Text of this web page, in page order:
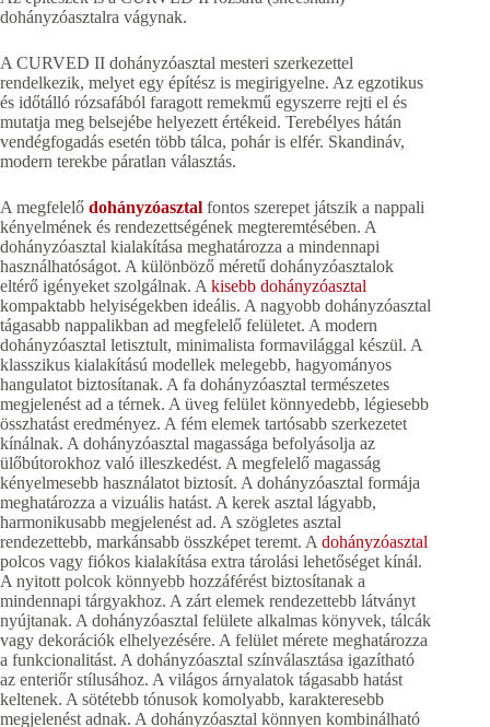
dohányzóasztalra vágynak.
A CURVED II dohányzóasztal mesteri szerkezettel
rendelkezik, melyet egy építész is megirigyelne. Az egzotikus
és időtálló rózsafából faragott remekmű egyszerre rejti el és
mutatja meg belsejébe helyezett értékeid. Terebélyes hátán
vendégfogadás esetén több tálca, pohár is elfér. Skandináv,
modern terekbe páratlan választás.
A megfelelő dohányzóasztal fontos szerepet játszik a nappali
kényelmének és rendezettségének megteremtésében. A
dohányzóasztal kialakítása meghatározza a mindennapi
használhatóságot. A különböző méretű dohányzóasztalok
eltérő igényeket szolgálnak. A kisebb dohányzóasztal
kompaktabb helyiségekben ideális. A nagyobb dohányzóasztal
tágasabb nappalikban ad megfelelő felületet. A modern
dohányzóasztal letisztult, minimalista formavilággal készül. A
klasszikus kialakítású modellek melegebb, hagyományos
hangulatot biztosítanak. A fa dohányzóasztal természetes
megjelenést ad a térnek. A üveg felület könnyedebb, légiesebb
összhatást eredményez. A fém elemek tartósabb szerkezetet
kínálnak. A dohányzóasztal magassága befolyásolja az
ülőbútorokhoz való illeszkedést. A megfelelő magasság
kényelmesebb használatot biztosít. A dohányzóasztal formája
meghatározza a vizuális hatást. A kerek asztal lágyabb,
harmonikusabb megjelenést ad. A szögletes asztal
rendezettebb, markánsabb összképet teremt. A dohányzóasztal
polcos vagy fiókos kialakítása extra tárolási lehetőséget kínál.
A nyitott polcok könnyebb hozzáférést biztosítanak a
mindennapi tárgyakhoz. A zárt elemek rendezettebb látványt
nyújtanak. A dohányzóasztal felülete alkalmas könyvek, tálcák
vagy dekorációk elhelyezésére. A felület mérete meghatározza
a funkcionalitást. A dohányzóasztal színválasztása igazítható
az enteriőr stílusához. A világos árnyalatok tágasabb hatást
keltenek. A sötétebb tónusok komolyabb, karakteresebb
megjelenést adnak. A dohányzóasztal könnyen kombinálható